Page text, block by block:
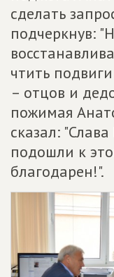
сделать
подчеркнув:
чтить
– отцов и
пожимая
сказал:
подошли к
благодарен!".